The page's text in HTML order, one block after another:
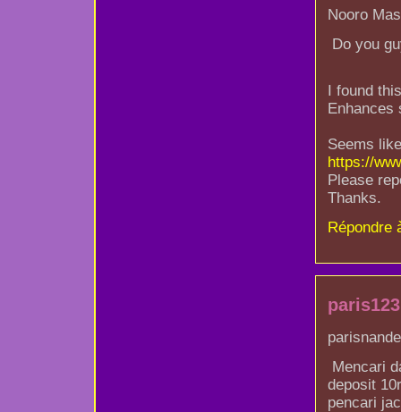
Nooro
Do you
I found
Seems
https://
Please
Thanks.
Répondre
Mencari
deposit
pencari